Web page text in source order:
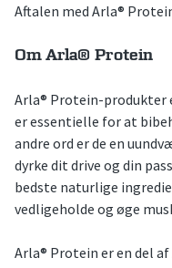
Aftalen med Arla®
Om Arla® Protein
Arla® Protein-produkter
er essentielle for at
andre ord er de en
dyrke dit drive og din
bedste naturlige
vedligeholde og øge
Arla® Protein er en del af